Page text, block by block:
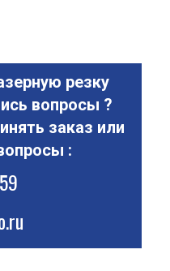
резку
вопросы ?
заказ или
: